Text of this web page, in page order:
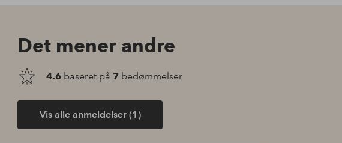
Det mener andre
4.6 baseret på 7 bedømmelser
Vis alle anmeldelser (1)